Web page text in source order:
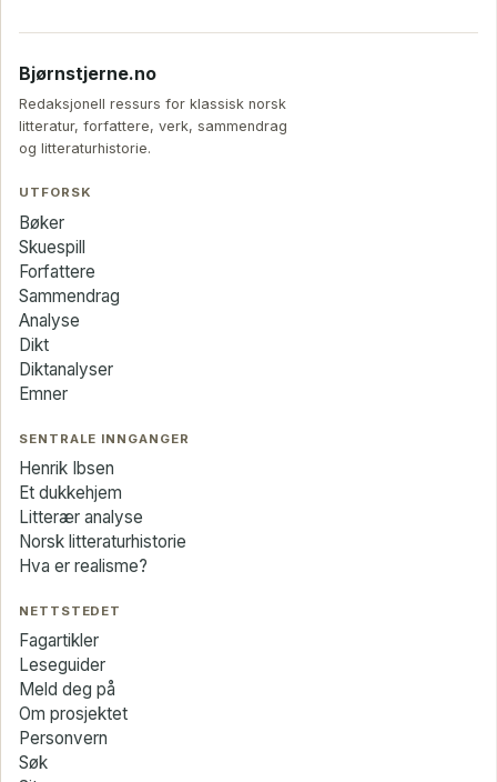
Bjørnstjerne.no
Redaksjonell ressurs for klassisk norsk
litteratur, forfattere, verk, sammendrag
og litteraturhistorie.
UTFORSK
Bøker
Skuespill
Forfattere
Sammendrag
Analyse
Dikt
Diktanalyser
Emner
SENTRALE INNGANGER
Henrik Ibsen
Et dukkehjem
Litterær analyse
Norsk litteraturhistorie
Hva er realisme?
NETTSTEDET
Fagartikler
Leseguider
Meld deg på
Om prosjektet
Personvern
Søk